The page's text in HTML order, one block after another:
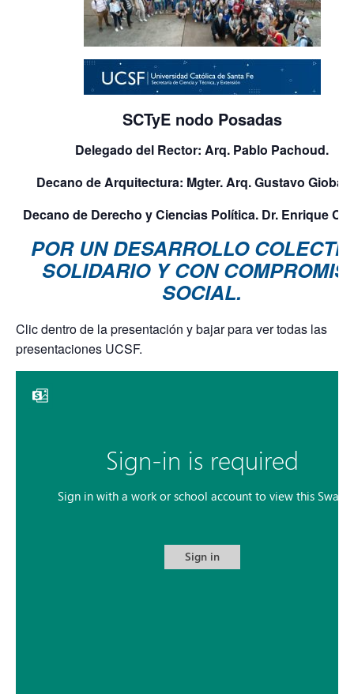
SCTyE nodo Posadas
Delegado del Rector: Arq. Pablo Pachoud.
Decano de Arquitectura: Mgter. Arq. Gustavo
Decano de Derecho y Ciencias Política. Dr. Enrique C
POR UN DESARROLLO
SOLIDARIO Y CON
SOCIAL.
Clic dentro de la presentación y bajar para ver todas las
presentaciones UCSF.